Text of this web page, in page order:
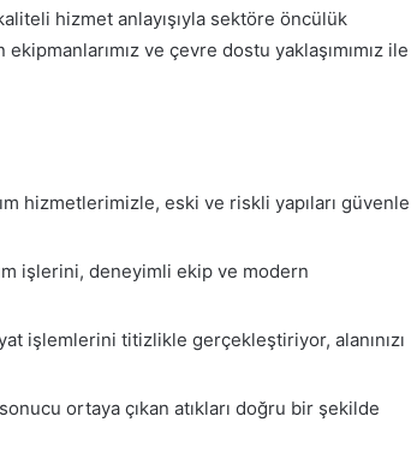
hizmet anlayışıyla sektöre öncülük
ve çevre dostu yaklaşımımız ile
hizmetlerimizle, eski ve riskli yapıları güvenle
işlerini, deneyimli ekip ve modern
işlemlerini titizlikle gerçekleştiriyor, alanınızı
ortaya çıkan atıkları doğru bir şekilde